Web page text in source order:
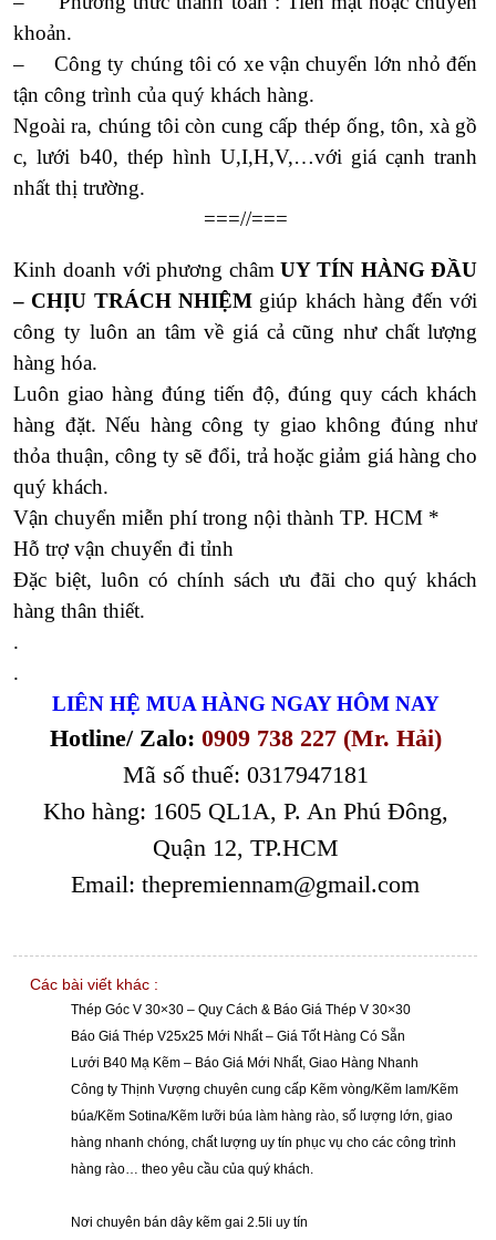
khoản.
– Công ty chúng tôi có xe vận chuyển lớn nhỏ đến
tận công trình của quý khách hàng.
Ngoài ra, chúng tôi còn cung cấp thép ống, tôn, xà gồ
c, lưới b40, thép hình U,I,H,V,…với giá cạnh tranh
nhất thị trường.
===//===
Kinh doanh với phương châmUY TÍN HÀNG ĐẦU
– CHỊU TRÁCH NHIỆM giúp khách hàng đến với
công ty luôn an tâm về giá cả cũng như chất lượng
hàng hóa.
Luôn giao hàng đúng tiến độ, đúng quy cách khách
hàng đặt. Nếu hàng công ty giao không đúng như
thỏa thuận, công ty sẽ đổi, trả hoặc giảm giá hàng cho
quý khách.
Vận chuyển miễn phí trong nội thành TP. HCM *
Hỗ trợ vận chuyển đi tỉnh
Đặc biệt, luôn có chính sách ưu đãi cho quý khách
hàng thân thiết.
.
.
LIÊN HỆ MUA HÀNG NGAY HÔM NAY
Hotline/ Zalo: 0909 738 227 (Mr. Hải)
Mã số thuế: 0317947181
Kho hàng: 1605 QL1A, P. An Phú Đông,
Quận 12, TP.HCM
Email: thepremiennam@gmail.com
Các bài viết khác :
Thép Góc V 30×30 – Quy Cách & Báo Giá Thép V 30×30
Báo Giá Thép V25x25 Mới Nhất – Giá Tốt Hàng Có Sẵn
Lưới B40 Mạ Kẽm – Báo Giá Mới Nhất, Giao Hàng Nhanh
Công ty Thịnh Vượng chuyên cung cấp Kẽm vòng/Kẽm lam/Kẽm
búa/Kẽm Sotina/Kẽm lưỡi búa làm hàng rào, số lượng lớn, giao
hàng nhanh chóng, chất lượng uy tín phục vụ cho các công trình
hàng rào… theo yêu cầu của quý khách.
Nơi chuyên bán dây kẽm gai 2.5li uy tín